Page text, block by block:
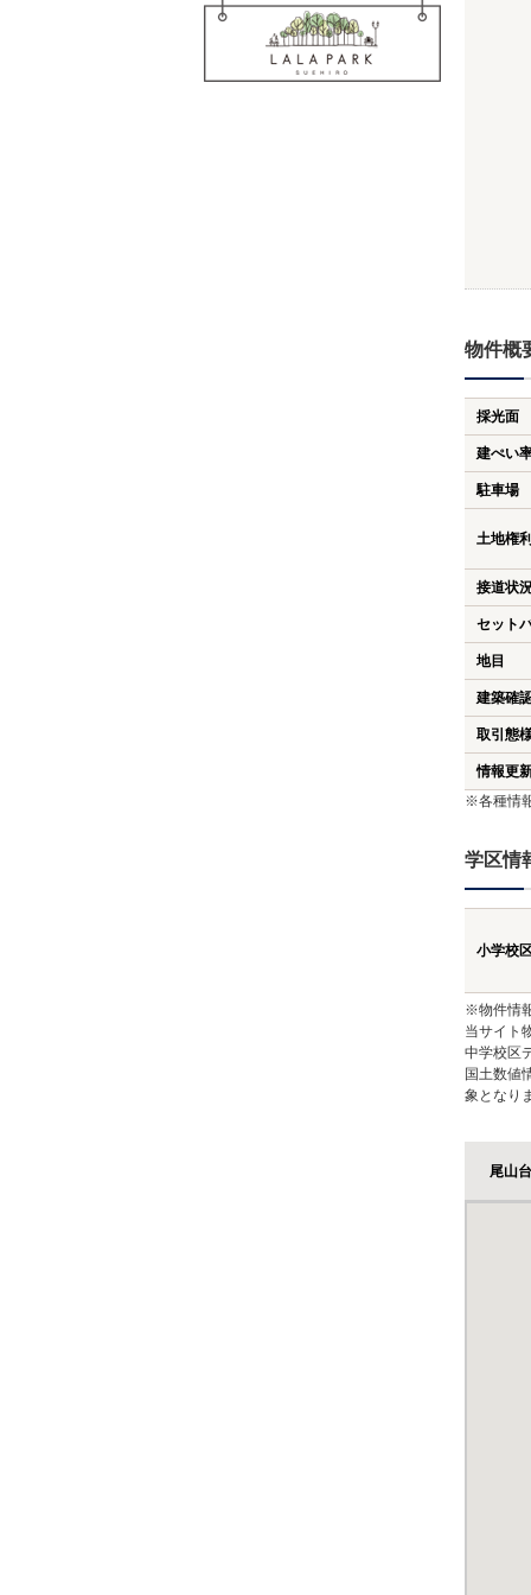
物件概
採光面
建ぺい
駐車場
土地権
接道状
セット
地目
建築確
取引態
情報更
※各種情
学区情
小学校
※物件情
当サイト
中学校区
国土数値
象となり
尾山